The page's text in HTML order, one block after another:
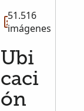
51.516
imágenes
Ubi
caci
ón